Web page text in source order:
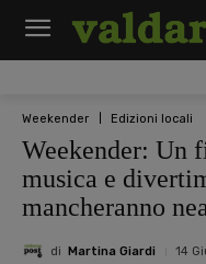
Weekender Edizioni locali
Weekender: Un
musica e
mancheranno
di Martina Giardi 14